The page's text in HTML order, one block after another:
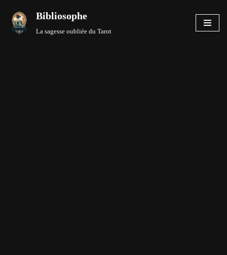
Aller
Bibliosophe
La sagesse oubliée du Tarot